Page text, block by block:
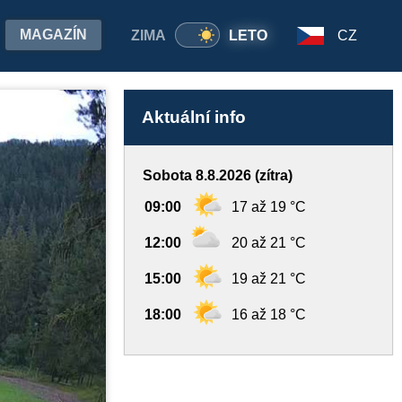
ZIMA LETO
MAGAZÍN CZ
Aktuální info
Sobota 8.8.2026 (zítra)
09:00 17 až 19 °C
12:00 20 až 21 °C
15:00 19 až 21 °C
18:00 16 až 18 °C